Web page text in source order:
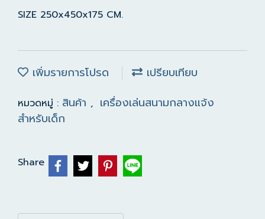
SIZE 250x450x175 CM.
เพิ่มรายการโปรด เปรียบเทียบ
หมวดหมู่ : สินค้า , เครื่องเล่นสนามกลางแจ้ง
สำหรับเด็ก
Share